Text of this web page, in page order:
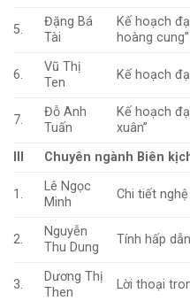
5.
Đặng Bá
Tài
Kế hoạch
hoàng cung”
6.
Vũ Thị
Ten
Kế hoạch
7.
Đỗ Anh
Tuấn
Kế hoạch
xuân”
Chuyên ngành Biên
1.
Lê Ngọc
Minh
Chi tiết
2.
Nguyễn
Thu Dung
Tính hấp
3.
Dương Thị
Then
Lời thoại